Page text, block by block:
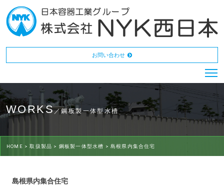
お問い合わせ
WORKS／鋼板製一体型水槽
HOME >取扱製品 > 鋼板製一体型水槽 >島根県内集合住宅
島根県内集合住宅